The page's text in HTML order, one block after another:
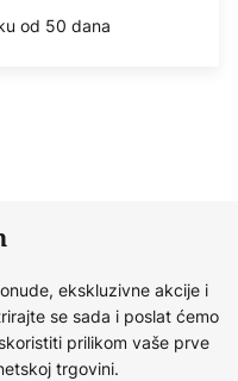
od 50 dana
ekskluzivne akcije i
se sada i poslat ćemo
prilikom vaše prve
trgovini.